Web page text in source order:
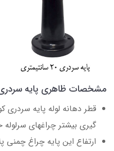
مشخصات ظاهری پایه سردری
گیری بیشتر چراغهای